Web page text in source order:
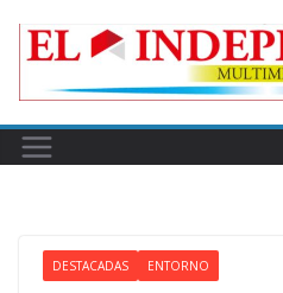
DESTACADAS ENTORNO